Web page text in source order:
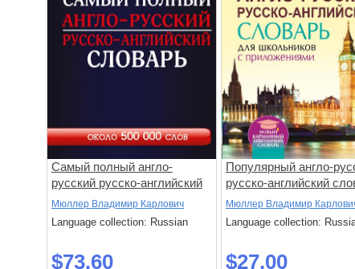
Самый полный англо-
русский русско-английский
словарь с современной
транскрипцией: около 500
000 слов
Мюллер Владимир Карлович
Language collection: Russian
$73.60
Популярный англо-
русско-английский
для школьников с
приложениями
Мюллер Владимир
Language collection:
$27.00